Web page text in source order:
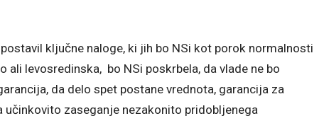
ključne naloge, ki jih bo NSi kot porok normalnosti
ali levosredinska, bo NSi poskrbela, da vlade ne bo
da delo spet postane vrednota, garancija za
zaseganje nezakonito pridobljenega